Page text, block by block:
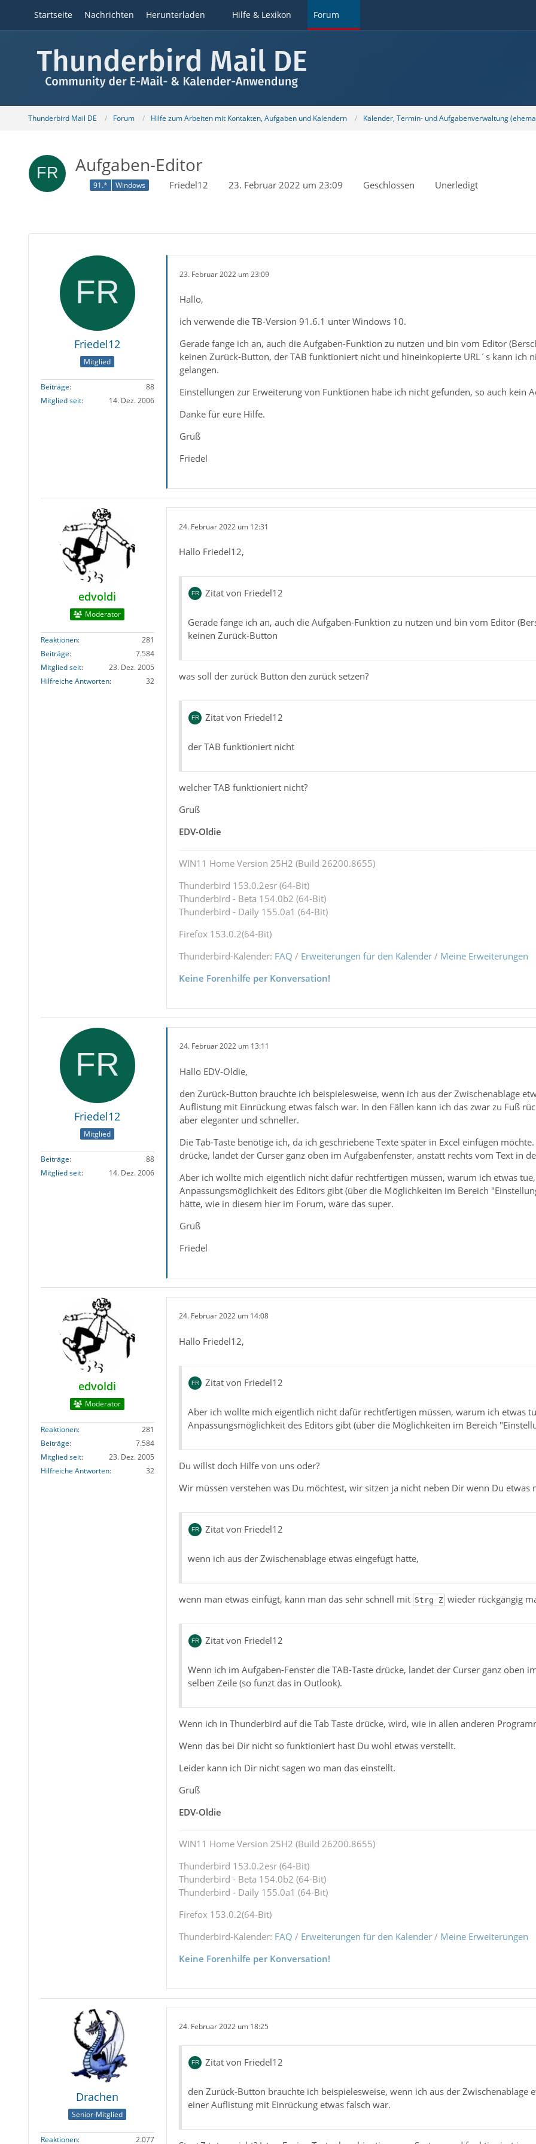
Startseite Nachrichten Herunterladen Hilfe & Lexikon Forum
Thunderbird Mail DE Forum Hilfe zum Arbeiten mit Kontakten, Aufgaben und Kalendern Kalender, Termin- und Aufgabenverwaltung
Aufgaben-Editor
91.* Windows Friedel12 23. Februar 2022 um 23:09 Geschlossen Unerledigt
Friedel12
Mitglied
Beiträge
88
Mitglied seit
14. Dez. 2006
23. Februar 2022 um 23:09
Hallo,
ich verwende die TB-Version 91.6.1 unter Windows 10.
Gerade fange ich an, auch die Aufgaben-Funktion zu nutzen und bin vom Editor
keinen Zurück-Button, der TAB funktioniert nicht und hineinkopierte URL´s kann ich
gelangen.
Einstellungen zur Erweiterung von Funktionen habe ich nicht gefunden, so auch kein
Danke für eure Hilfe.
Gruß
Friedel
edvoldi
Moderator
Reaktionen
281
Beiträge
7.584
Mitglied seit
23. Dez. 2005
Hilfreiche Antworten
32
24. Februar 2022 um 12:31
Hallo Friedel12,
Zitat von Friedel12
Gerade fange ich an, auch die Aufgaben-Funktion zu nutzen und bin vom Editor
keinen Zurück-Button
was soll der zurück Button den zurück setzen?
Zitat von Friedel12
der TAB funktioniert nicht
welcher TAB funktioniert nicht?
Gruß
EDV-Oldie
WIN11 Home Version 25H2 (Build 26200.8655)
Thunderbird 153.0.2esr (64-Bit)
Thunderbird - Beta 154.0b2 (64-Bit)
Thunderbird - Daily 155.0a1 (64-Bit)
Firefox 153.0.2(64-Bit)
Thunderbird-Kalender: FAQ / Erweiterungen für den Kalender/ Meine Erweiterungen
Keine Forenhilfe per Konversation!
Friedel12
Mitglied
Beiträge
88
Mitglied seit
14. Dez. 2006
24. Februar 2022 um 13:11
Hallo EDV-Oldie,
den Zurück-Button brauchte ich beispielesweise, wenn ich aus der Zwischenablage
Auflistung mit Einrückung etwas falsch war. In den Fällen kann ich das zwar zu Fuß
aber eleganter und schneller.
Die Tab-Taste benötige ich, da ich geschriebene Texte später in Excel einfügen
drücke, landet der Curser ganz oben im Aufgabenfenster, anstatt rechts vom Text in
Aber ich wollte mich eigentlich nicht dafür rechtfertigen müssen, warum ich etwas
Anpassungsmöglichkeit des Editors gibt (über die Möglichkeiten im Bereich
hätte, wie in diesem hier im Forum, wäre das super.
Gruß
Friedel
edvoldi
Moderator
Reaktionen
281
Beiträge
7.584
Mitglied seit
23. Dez. 2005
Hilfreiche Antworten
32
24. Februar 2022 um 14:08
Hallo Friedel12,
Zitat von Friedel12
Aber ich wollte mich eigentlich nicht dafür rechtfertigen müssen, warum ich etwas
Anpassungsmöglichkeit des Editors gibt (über die Möglichkeiten im Bereich
Du willst doch Hilfe von uns oder?
Wir müssen verstehen was Du möchtest, wir sitzen ja nicht neben Dir wenn Du etwas
Zitat von Friedel12
wenn ich aus der Zwischenablage etwas eingefügt hatte,
wenn man etwas einfügt, kann man das sehr schnell mit Strg Z wieder rückgängig
Zitat von Friedel12
Wenn ich im Aufgaben-Fenster die TAB-Taste drücke, landet der Curser ganz oben
selben Zeile (so funzt das in Outlook).
Wenn ich in Thunderbird auf die Tab Taste drücke, wird, wie in allen anderen
Wenn das bei Dir nicht so funktioniert hast Du wohl etwas verstellt.
Leider kann ich Dir nicht sagen wo man das einstellt.
Gruß
EDV-Oldie
WIN11 Home Version 25H2 (Build 26200.8655)
Thunderbird 153.0.2esr (64-Bit)
Thunderbird - Beta 154.0b2 (64-Bit)
Thunderbird - Daily 155.0a1 (64-Bit)
Firefox 153.0.2(64-Bit)
Thunderbird-Kalender: FAQ / Erweiterungen für den Kalender/ Meine Erweiterungen
Keine Forenhilfe per Konversation!
Drachen
Senior-Mitglied
Reaktionen 2.077
24. Februar 2022 um 18:25
Zitat von Friedel12
den Zurück-Button brauchte ich beispielesweise, wenn ich aus der Zwischenablage
einer Auflistung mit Einrückung etwas falsch war.